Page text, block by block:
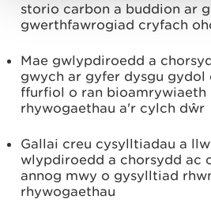
storio carbon a buddion ar
gwerthfawrogiad cryfach
Mae gwlypdiroedd a
gwych ar gyfer dysgu gydol
ffurfiol o ran bioamrywiaeth
rhywogaethau a'r cylch dŵr
Gallai creu cysylltiadau a
wlypdiroedd a chorsydd ac
annog mwy o gysylltiad
rhywogaethau